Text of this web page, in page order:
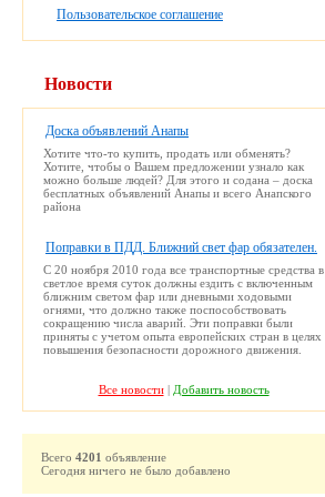
Пользовательское соглашение
Новости
Доска объявлений Анапы
Хотите что-то купить, продать или обменять?
Хотите, чтобы о Вашем предложении узнало как
можно больше людей? Для этого и содана – доска
бесплатных объявлений Анапы и всего Анапского
района
Поправки в ПДД. Ближний свет фар обязателен.
С 20 ноября 2010 года все транспортные средства в
светлое время суток должны ездить с включенным
ближним светом фар или дневными ходовыми
огнями, что должно также поспособствовать
сокращению числа аварий. Эти поправки были
приняты с учетом опыта европейских стран в целях
повышения безопасности дорожного движения.
Все новости| Добавить новость
Всего 4201 объявление
Сегодня ничего не было добавлено